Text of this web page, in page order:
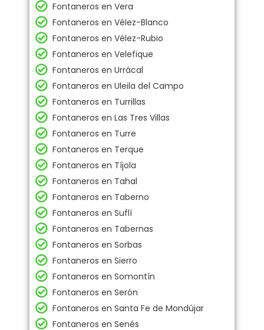
Fontaneros en Vera
Fontaneros en Vélez-Blanco
Fontaneros en Vélez-Rubio
Fontaneros en Velefique
Fontaneros en Urrácal
Fontaneros en Uleila del Campo
Fontaneros en Turrillas
Fontaneros en Las Tres Villas
Fontaneros en Turre
Fontaneros en Terque
Fontaneros en Tíjola
Fontaneros en Tahal
Fontaneros en Taberno
Fontaneros en Suflí
Fontaneros en Tabernas
Fontaneros en Sorbas
Fontaneros en Sierro
Fontaneros en Somontín
Fontaneros en Serón
Fontaneros en Santa Fe de Mondújar
Fontaneros en Senés